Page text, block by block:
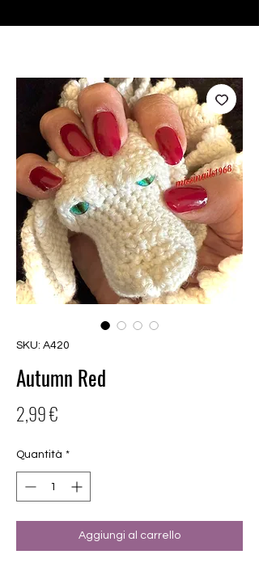
SKU: A420
Autumn Red
2,99 €
Quantità *
Aggiungi al carrello